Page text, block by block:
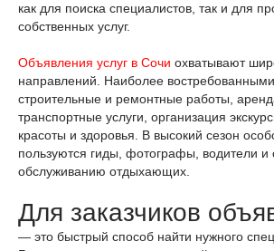
как для поиска специалистов, так и для
собственных услуг.
Объявления услуг в Сочи охватывают
направлений. Наиболее
строительные и ремонтные работы,
транспортные услуги, организация
красоты и здоровья. В высокий сезон
пользуются гиды, фотографы, водители и
обслуживанию отдыхающих.
Для заказчиков
— это быстрый способ найти нужного